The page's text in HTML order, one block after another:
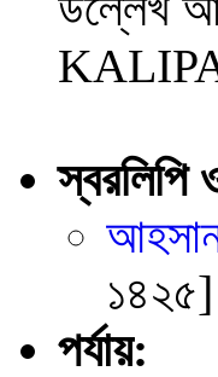
স্বরলিপি
১৪২৫]
পর্যায়: